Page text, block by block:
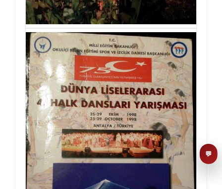
💬
AI asistent
Dobrodošli u KUD Baščaršija! 👋
Postavite pitanje o probama,
nastupima ili školi folklora.
POŠALJI